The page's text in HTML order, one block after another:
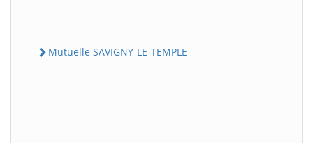
Mutuelle SAVIGNY-LE-TEMPLE